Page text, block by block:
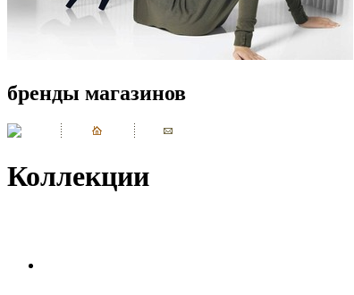
бренды магазинов
Коллекции